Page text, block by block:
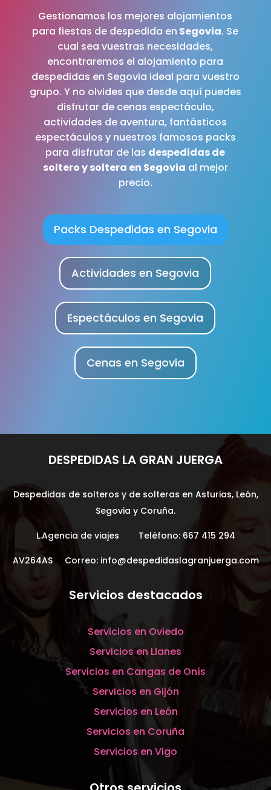
Gestionamos los mejores alojamientos
para fiestas de despedida en Segovia. Se
cual sea vuestras necesidades,
encontraremos el alojamiento para
despedidas en Segovia ideal para vuestro
grupo. Y no olvides que desde aquí puedes
disfrutar de cenas espectáculo,
actividades de aventura, fantásticos
espectáculos y nuestros famosos packs
para disfrutar de las despedidas de
soltero y soltera en Segovia al mejor
precio.
Packs Despedidas en Segovia
Actividades en Segovia
Espectáculos en Segovia
Cenas en Segovia
DESPEDIDAS LA GRAN JUERGA
Despedidas de solteros y de solteras en Asturias, León,
Segovia y Coruña.
L.Agencia de viajes Teléfono: 667 415 294
AV264AS Correo: info@despedidaslagranjuerga.com
Servicios destacados
Servicios en Oviedo
Servicios en Llanes
Servicios en Cangas de Onís
Servicios en Gijón
Servicios en León
Servicios en Coruña
Servicios en Vigo